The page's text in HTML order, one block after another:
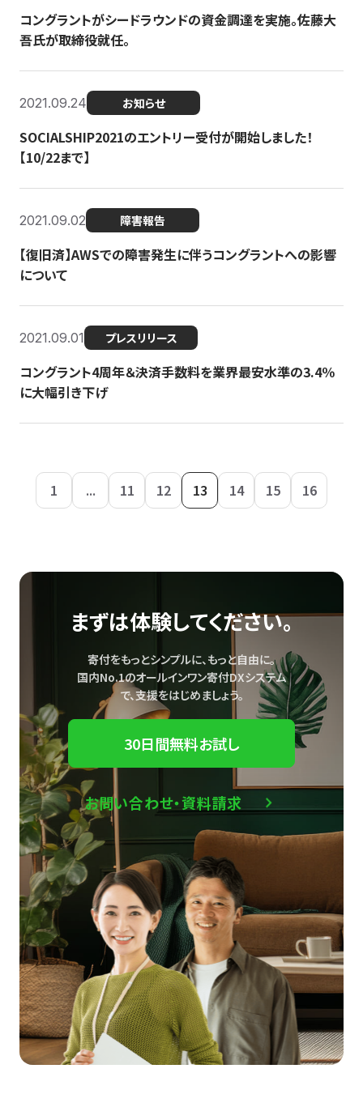
コングラントがシードラウンドの資金調達を実施。佐藤大
吾氏が取締役就任。
2021.09.24 お知らせ
SOCIALSHIP2021のエントリー受付が開始しました！
【10/22まで】
2021.09.02 障害報告
【復旧済】AWSでの障害発生に伴うコングラントへの影響
について
2021.09.01 プレスリリース
コングラント4周年＆決済手数料を業界最安水準の3.4％
に大幅引き下げ
1 ... 11 12 13 14 15 16
まずは体験してください。
寄付をもっとシンプルに、もっと自由に。
国内No.1のオールインワン寄付DXシステム
で、支援をはじめましょう。
30日間無料お試し
お問い合わせ・資料請求